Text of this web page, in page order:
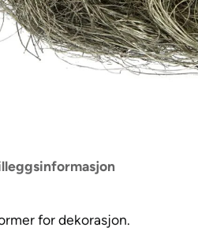
for dekorasjon.